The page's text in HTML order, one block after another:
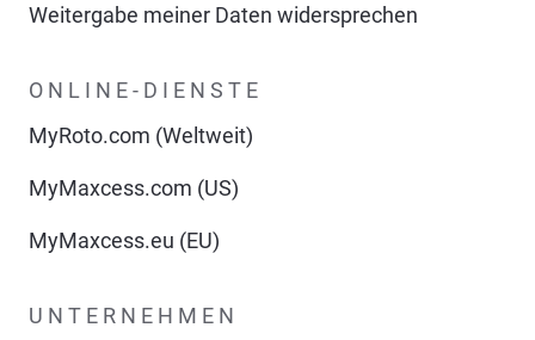
Weitergabe meiner Daten widersprechen
ONLINE-DIENSTE
MyRoto.com (Weltweit)
MyMaxcess.com (US)
MyMaxcess.eu (EU)
UNTERNEHMEN